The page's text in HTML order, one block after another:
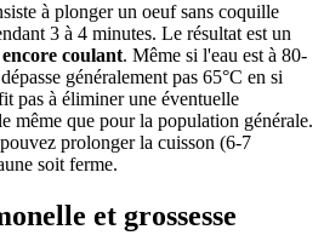
à plonger un oeuf sans coquille
3 à 4 minutes. Le résultat est un
coulant. Même si l'eau est à 80-
généralement pas 65°C en si
pas à éliminer une éventuelle
même que pour la population générale.
prolonger la cuisson (6-7
soit ferme.
et grossesse